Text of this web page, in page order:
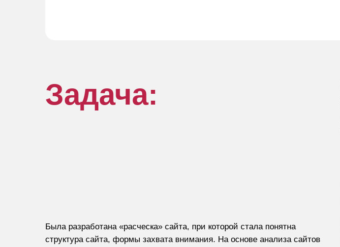
Задача:
Была разработана «расческа» сайта, при которой стала понятна
структура сайта, формы захвата внимания. На основе анализа сайтов